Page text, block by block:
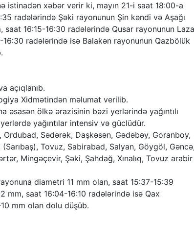
istinadən xəbər verir ki, mayın 21-i saat 18:00-a
radələrində Şəki rayonunun Şin kəndi və Aşağı
saat 16:15-16:30 radələrində Qusar rayonunun Laza
radələrində isə Balakən rayonunun Qazbölük
açıqlanıb.
Xidmətindən məlumat verilib.
əsasən ölkə ərazisinin bəzi yerlərində yağıntılı
yağıntılar intensiv və güclüdür.
Ordubad, Sədərək, Daşkəsən, Gədəbəy, Goranboy,
(Sarıbaş), Tovuz, Sabirabad, Salyan, Göygöl, Gəncə,
Mingəçevir, Şəki, Şahdağ, Xınalıq, Tovuz arabir
diametri 11 mm olan, saat 15:37-15:39
mm, saat 16:04-16:10 radələrində isə Qax
mm olan dolu düşüb.